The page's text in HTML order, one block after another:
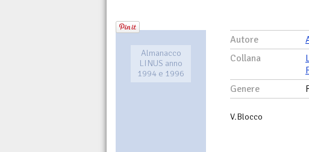
Almanacco
LINUS anno
1994 e 1996
Autore
Collana
Genere
V.Blocco